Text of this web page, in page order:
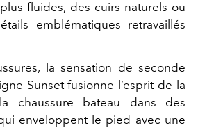
fluides, des cuirs naturels ou
emblématiques retravaillés
la sensation de seconde
Sunset fusionne l’esprit de la
chaussure bateau dans des
enveloppent le pied avec une